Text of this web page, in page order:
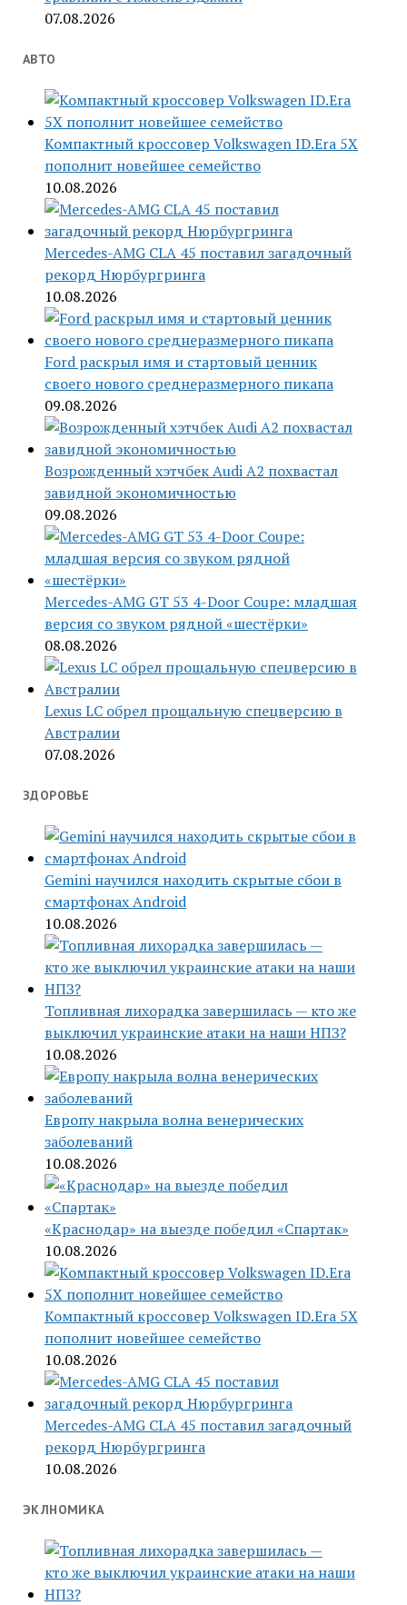
07.08.2026
АВТО
Компактный кроссовер Volkswagen ID.Era 5X
пополнит новейшее семейство
10.08.2026
Mercedes-AMG CLA 45 поставил загадочный
рекорд Нюрбургринга
10.08.2026
Ford раскрыл имя и стартовый ценник
своего нового среднеразмерного пикапа
09.08.2026
Возрожденный хэтчбек Audi A2 похвастал
завидной экономичностью
09.08.2026
Mercedes-AMG GT 53 4-Door Coupe: младшая
версия со звуком рядной «шестёрки»
08.08.2026
Lexus LC обрел прощальную спецверсию в
Австралии
07.08.2026
ЗДОРОВЬЕ
Gemini научился находить скрытые сбои в
смартфонах Android
10.08.2026
Топливная лихорадка завершилась — кто же
выключил украинские атаки на наши НПЗ?
10.08.2026
Европу накрыла волна венерических
заболеваний
10.08.2026
«Краснодар» на выезде победил «Спартак»
10.08.2026
Компактный кроссовер Volkswagen ID.Era 5X
пополнит новейшее семейство
10.08.2026
Mercedes-AMG CLA 45 поставил загадочный
рекорд Нюрбургринга
10.08.2026
ЭКЛНОМИКА